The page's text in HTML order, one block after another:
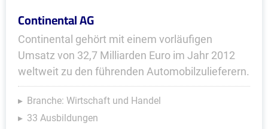
Continental AG
Continental gehört mit einem vorläufigen
Umsatz von 32,7 Milliarden Euro im Jahr 2012
weltweit zu den führenden Automobilzulieferern.
Branche: Wirtschaft und Handel
33 Ausbildungen